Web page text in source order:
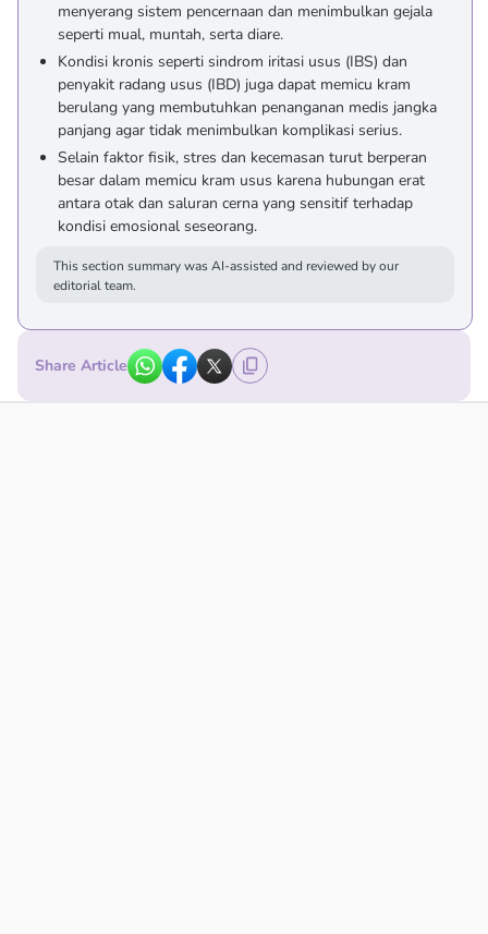
menyerang sistem pencernaan dan menimbulkan gejala
seperti mual, muntah, serta diare.
Kondisi kronis seperti sindrom iritasi usus (IBS) dan
penyakit radang usus (IBD) juga dapat memicu kram
berulang yang membutuhkan penanganan medis jangka
panjang agar tidak menimbulkan komplikasi serius.
Selain faktor fisik, stres dan kecemasan turut berperan
besar dalam memicu kram usus karena hubungan erat
antara otak dan saluran cerna yang sensitif terhadap
kondisi emosional seseorang.
This section summary was AI-assisted and reviewed by our
editorial team.
Share Article